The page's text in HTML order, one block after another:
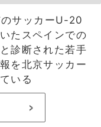
のサッカーU-20
たスペインでの
診断された若手
を北京サッカー
いる
>